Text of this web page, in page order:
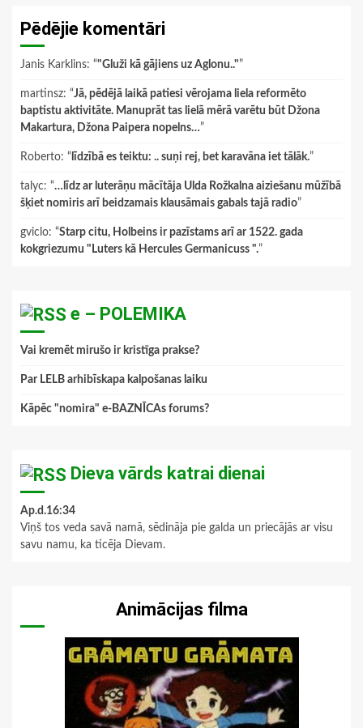
Pēdējie komentāri
Janis Karklins: “"Gluži kā gājiens uz Aglonu.."”
martinsz: “Jā, pēdējā laikā patiesi vērojama liela reformēto
baptistu aktivitāte. Manuprāt tas lielā mērā varētu būt Džona
Makartura, Džona Paipera nopelns…”
Roberto: “ līdzībā es teiktu: .. suņi rej, bet karavāna iet tālāk.”
talyc: “…līdz ar luterāņu mācītāja Ulda Rožkalna aiziešanu mūžībā
šķiet nomiris arī beidzamais klausāmais gabals tajā radio”
gviclo: “Starp citu, Holbeins ir pazīstams arī ar 1522. gada
kokgriezumu "Luters kā Hercules Germanicuss ".”
e – POLEMIKA
Vai kremēt mirušo ir kristīga prakse?
Par LELB arhibīskapa kalpošanas laiku
Kāpēc "nomira" e-BAZNĪCAs forums?
Dieva vārds katrai dienai
Ap.d.16:34
Viņš tos veda savā namā, sēdināja pie galda un priecājās ar visu
savu namu, ka ticēja Dievam.
Animācijas filma